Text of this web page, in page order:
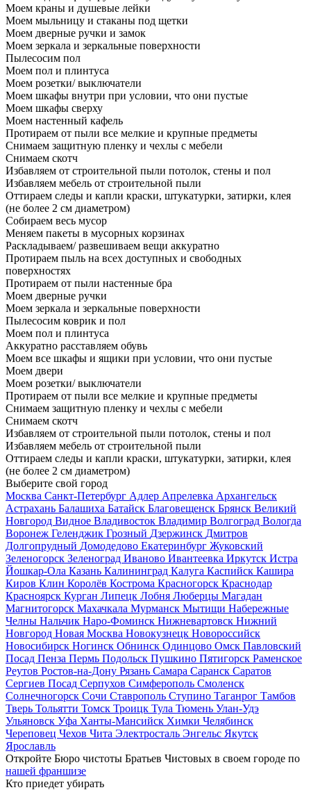
Моем краны и душевые лейки
Моем мыльницу и стаканы под щетки
Моем дверные ручки и замок
Моем зеркала и зеркальные поверхности
Пылесосим пол
Моем пол и плинтуса
Моем розетки/ выключатели
Моем шкафы внутри при условии, что они пустые
Моем шкафы сверху
Моем настенный кафель
Протираем от пыли все мелкие и крупные предметы
Снимаем защитную пленку и чехлы с мебели
Снимаем скотч
Избавляем от строительной пыли потолок, стены и пол
Избавляем мебель от строительной пыли
Оттираем следы и капли краски, штукатурки, затирки, клея
(не более 2 см диаметром)
Собираем весь мусор
Меняем пакеты в мусорных корзинах
Раскладываем/ развешиваем вещи аккуратно
Протираем пыль на всех доступных и свободных
поверхностях
Протираем от пыли настенные бра
Моем дверные ручки
Моем зеркала и зеркальные поверхности
Пылесосим коврик и пол
Моем пол и плинтуса
Аккуратно расставляем обувь
Моем все шкафы и ящики при условии, что они пустые
Моем двери
Моем розетки/ выключатели
Протираем от пыли все мелкие и крупные предметы
Снимаем защитную пленку и чехлы с мебели
Снимаем скотч
Избавляем от строительной пыли потолок, стены и пол
Избавляем мебель от строительной пыли
Оттираем следы и капли краски, штукатурки, затирки, клея
(не более 2 см диаметром)
Выберите свой город
Москва Санкт-Петербург Адлер Апрелевка Архангельск
Астрахань Балашиха Батайск Благовещенск Брянск Великий
Новгород Видное Владивосток Владимир Волгоград Вологда
Воронеж Геленджик Грозный Дзержинск Дмитров
Долгопрудный Домодедово Екатеринбург Жуковский
Зеленогорск Зеленоград Иваново Ивантеевка Иркутск Истра
Йошкар-Ола Казань Калининград Калуга Каспийск Кашира
Киров Клин Королёв Кострома Красногорск Краснодар
Красноярск Курган Липецк Лобня Люберцы Магадан
Магнитогорск Махачкала Мурманск Мытищи Набережные
Челны Нальчик Наро-Фоминск Нижневартовск Нижний
Новгород Новая Москва Новокузнецк Новороссийск
Новосибирск Ногинск Обнинск Одинцово Омск Павловский
Посад Пенза Пермь Подольск Пушкино Пятигорск Раменское
Реутов Ростов-на-Дону Рязань Самара Саранск Саратов
Сергиев Посад Серпухов Симферополь Смоленск
Солнечногорск Сочи Ставрополь Ступино Таганрог Тамбов
Тверь Тольятти Томск Троицк Тула Тюмень Улан-Удэ
Ульяновск Уфа Ханты-Мансийск Химки Челябинск
Череповец Чехов Чита Электросталь Энгельс Якутск
Ярославль
Откройте Бюро чистоты Братьев Чистовых в своем городе по
нашей франшизе
Кто приедет убирать